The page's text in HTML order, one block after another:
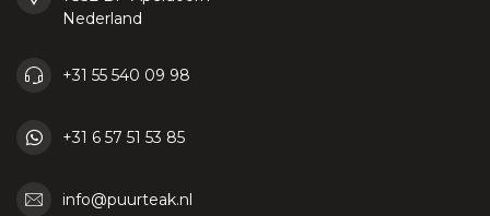
Nederland
+31 55 540 09 98
+31 6 57 51 53 85
info@puurteak.nl